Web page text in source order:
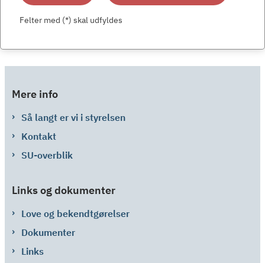
Felter med (*) skal udfyldes
Mere info
Så langt er vi i styrelsen
Kontakt
SU-overblik
Links og dokumenter
Love og bekendtgørelser
Dokumenter
Links